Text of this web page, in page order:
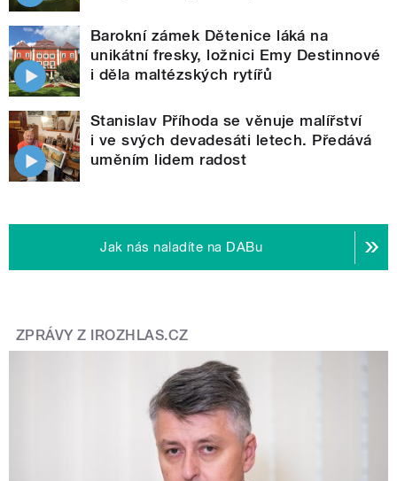
Barokní zámek Dětenice láká na
unikátní fresky, ložnici Emy Destinnové
i děla maltézských rytířů
Stanislav Příhoda se věnuje malířství
i ve svých devadesáti letech. Předává
uměním lidem radost
Jak nás naladíte na DABu
ZPRÁVY Z IROZHLAS.CZ